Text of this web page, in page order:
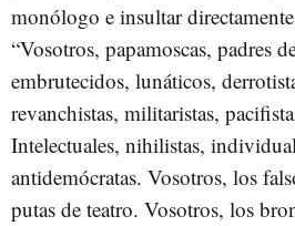
monólogo e insultar
“Vosotros, papamoscas, padres
embrutecidos, lunáticos,
revanchistas, militaristas,
Intelectuales, nihilistas,
antidemócratas. Vosotros, los
putas de teatro. Vosotros, los